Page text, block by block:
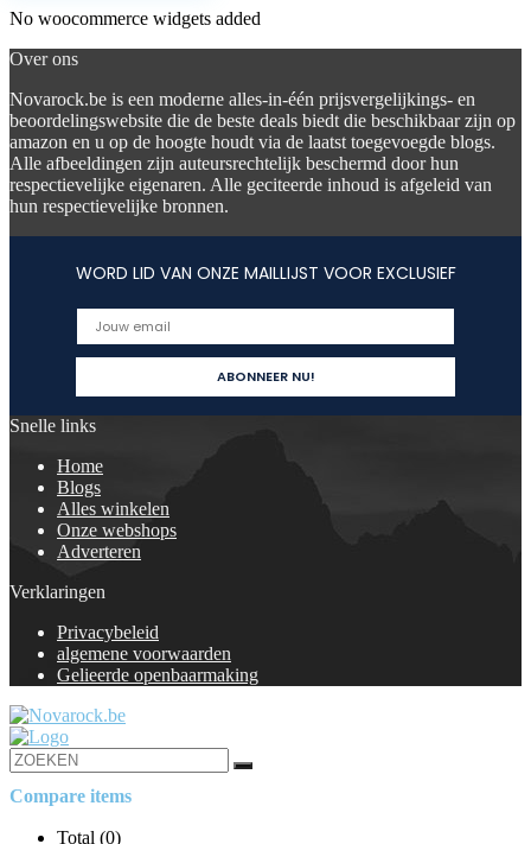
No woocommerce widgets added
Over ons
Novarock.be is een moderne alles-in-één prijsvergelijkings- en
beoordelingswebsite die de beste deals biedt die beschikbaar zijn op
amazon en u op de hoogte houdt via de laatst toegevoegde blogs.
Alle afbeeldingen zijn auteursrechtelijk beschermd door hun
respectievelijke eigenaren. Alle geciteerde inhoud is afgeleid van
hun respectievelijke bronnen.
WORD LID VAN ONZE MAILLIJST VOOR EXCLUSIEF
Snelle links
Home
Blogs
Alles winkelen
Onze webshops
Adverteren
Verklaringen
Privacybeleid
algemene voorwaarden
Gelieerde openbaarmaking
Compare items
Total (0)